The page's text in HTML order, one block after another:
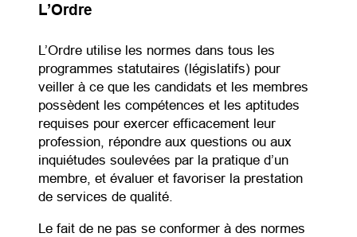
L’Ordre
L’Ordre utilise les normes dans tous les
programmes statutaires (législatifs) pour
veiller à ce que les candidats et les membres
possèdent les compétences et les aptitudes
requises pour exercer efficacement leur
profession, répondre aux questions ou aux
inquiétudes soulevées par la pratique d’un
membre, et évaluer et favoriser la prestation
de services de qualité.
Le fait de ne pas se conformer à des normes